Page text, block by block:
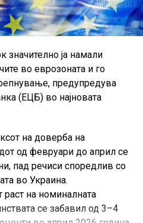
значително ја намали
во еврозоната и го
предупредува
(ЕЦБ) во најновата
на доверба на
од февруари до април се
пад речиси споредлив со
во Украина.
на номиналната
се забавил од 3–4